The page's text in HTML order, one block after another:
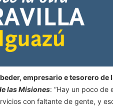
empresario e tesorero de
las Misiones: “Hay un poco de
con faltante de gente, y